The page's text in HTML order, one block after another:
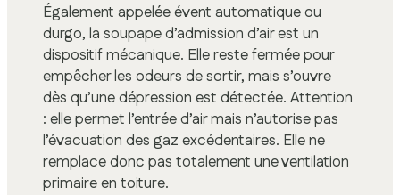
Également appelée évent automatique ou
durgo, la soupape d’admission d’air est un
dispositif mécanique. Elle reste fermée pour
empêcher les odeurs de sortir, mais s’ouvre
dès qu’une dépression est détectée. Attention
: elle permet l’entrée d’air mais n’autorise pas
l’évacuation des gaz excédentaires. Elle ne
remplace donc pas totalement une ventilation
primaire en toiture.